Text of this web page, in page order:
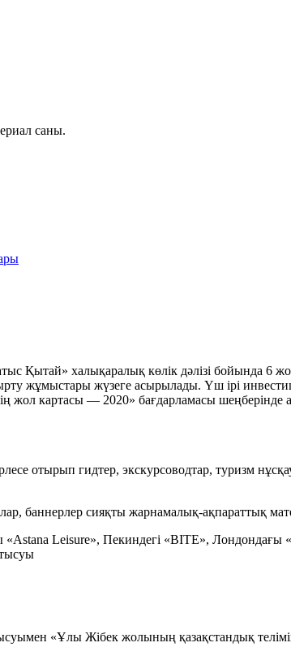
саны.
Қытай» халықаралық көлік дәлізі бойында 6
жұмыстары жүзеге асырылады. Үш ірі
жол картасы — 2020» бағдарламасы
отырып гидтер, экскурсоводтар, туризм
баннерлер сияқты жарнамалық-ақпараттық
Leisure», Пекиндегі «BITE», Лондондағы
«Ұлы Жібек жолының қазақстандық